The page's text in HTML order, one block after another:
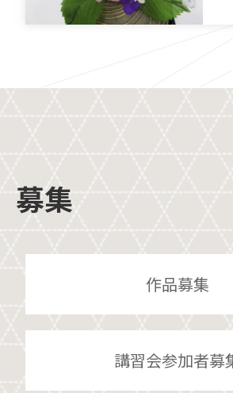
募集
作品募集
講習会参加者募